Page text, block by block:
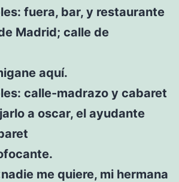
fuera, bar, y restaurante
Madrid; calle de
aquí.
calle-madrazo y cabaret
a oscar, el ayudante
me quiere, mi hermana